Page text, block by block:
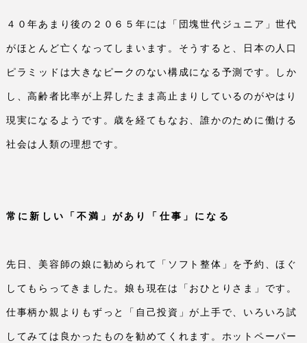
４０年あまり後の２０６５年には「団塊世代ジュニア」世代
がほとんど亡くなってしまいます。そうすると、日本の人口
ピラミッドは大きなピークのない構成になる予測です。しか
し、高齢者比率が上昇したまま高止まりしているのがやはり
現実になるようです。歳を経てもなお、誰かのために働ける
社会は人類の理想です。
常に新しい「不満」があり「仕事」になる
先日、美容師の娘に勧められて「ソフト整体」を予約、ほぐ
してもらってきました。娘も現在は「おひとりさま」です。
仕事柄か親よりもずっと「自己投資」が上手で、いろいろ試
してみては良かったものを勧めてくれます。ホットペーパー